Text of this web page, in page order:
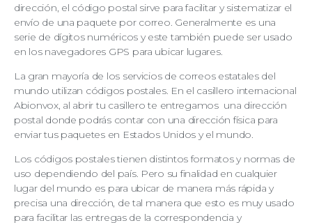
dirección, el código postal sirve para facilitar y sistematizar el
envío de una paquete por correo. Generalmente es una
serie de dígitos numéricos y este también puede ser usado
en los navegadores GPS para ubicar lugares.
La gran mayoría de los servicios de correos estatales del
mundo utilizan códigos postales. En el casillero internacional
Abionvox, al abrir tu casillero te entregamos una dirección
postal donde podrás contar con una dirección física para
enviar tus paquetes en Estados Unidos y el mundo.
Los códigos postales tienen distintos formatos y normas de
uso dependiendo del país. Pero su finalidad en cualquier
lugar del mundo es para ubicar de manera más rápida y
precisa una dirección, de tal manera que esto es muy usado
para facilitar las entregas de la correspondencia y